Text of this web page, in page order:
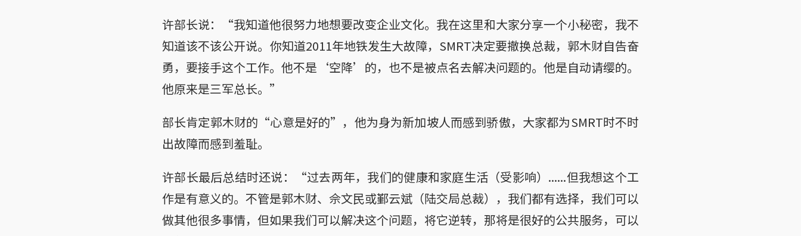
许部长说：“我知道他很努力地想要改变企业文化。我在这里和大家分享一个小秘密，我不
知道该不该公开说。你知道2011年地铁发生大故障，SMRT决定要撤换总裁，郭木财自告奋
勇，要接手这个工作。他不是‘空降’的，也不是被点名去解决问题的。他是自动请缨的。
他原来是三军总长。”
部长肯定郭木财的“心意是好的”，他为身为新加坡人而感到骄傲，大家都为SMRT时不时
出故障而感到羞耻。
许部长最后总结时还说：“过去两年，我们的健康和家庭生活（受影响）......但我想这个工
作是有意义的。不管是郭木财、佘文民或鄞云斌（陆交局总裁），我们都有选择，我们可以
做其他很多事情，但如果我们可以解决这个问题，将它逆转，那将是很好的公共服务，可以